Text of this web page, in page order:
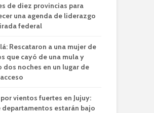
de diez provincias para
una agenda de liderazgo
federal
Rescataron a una mujer de
que cayó de una mula y
dos noches en un lugar de
vientos fuertes en Jujuy:
departamentos estarán bajo